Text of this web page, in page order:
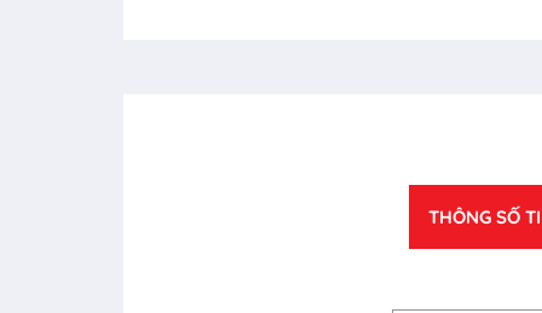
THÔNG SỐ